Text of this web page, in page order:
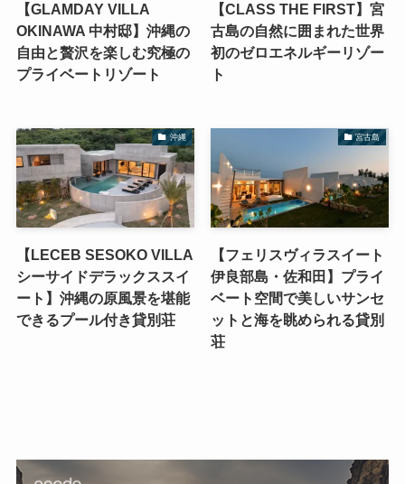
【GLAMDAY VILLA
OKINAWA 中村邸】沖縄の
自由と贅沢を楽しむ究極の
プライベートリゾート
【CLASS THE FIRST】宮
古島の自然に囲まれた世界
初のゼロエネルギーリゾー
ト
沖縄
【LECEB SESOKO VILLA
シーサイドデラックススイ
ート】沖縄の原風景を堪能
できるプール付き貸別荘
宮古島
【フェリスヴィラスイート
伊良部島・佐和田】プライ
ベート空間で美しいサンセ
ットと海を眺められる貸別
荘